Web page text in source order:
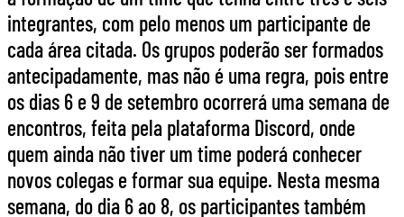
integrantes, com pelo menos um participante de
cada área citada. Os grupos poderão ser formados
antecipadamente, mas não é uma regra, pois entre
os dias 6 e 9 de setembro ocorrerá uma semana de
encontros, feita pela plataforma Discord, onde
quem ainda não tiver um time poderá conhecer
novos colegas e formar sua equipe. Nesta mesma
semana, do dia 6 ao 8, os participantes também